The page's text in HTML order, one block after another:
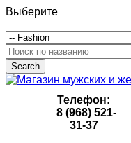
Выберите
Search
Телефон:
8 (968) 521-
31-37